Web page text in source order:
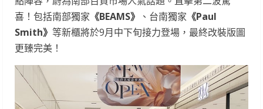
喜！包括南部獨家 《BEAMS》 、台南獨家 《Paul
Smith》 等新櫃將於9月中下旬接力登場，最終改裝版圖
更臻完美！